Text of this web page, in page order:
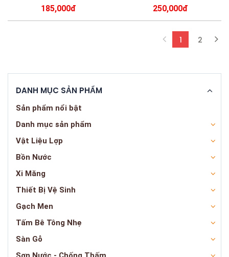
185,000đ 250,000đ
1(current)
2
DANH MỤC SẢN PHẨM
Sản phẩm nổi bật
Danh mục sản phẩm
Vật Liệu Lợp
Bồn Nước
Xi Măng
Thiết Bị Vệ Sinh
Gạch Men
Tấm Bê Tông Nhẹ
Sàn Gỗ